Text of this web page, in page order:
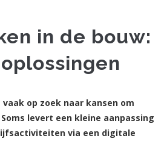
in de bouw:
op zoek naar kansen om
levert een kleine aanpassing
via een digitale